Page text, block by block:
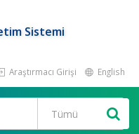
Sistemi
Araştırmacı Girişi English